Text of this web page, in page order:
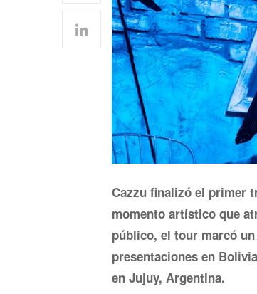
Cazzu finalizó el primer
momento artístico que
público, el tour marcó
presentaciones en
en Jujuy, Argentina.